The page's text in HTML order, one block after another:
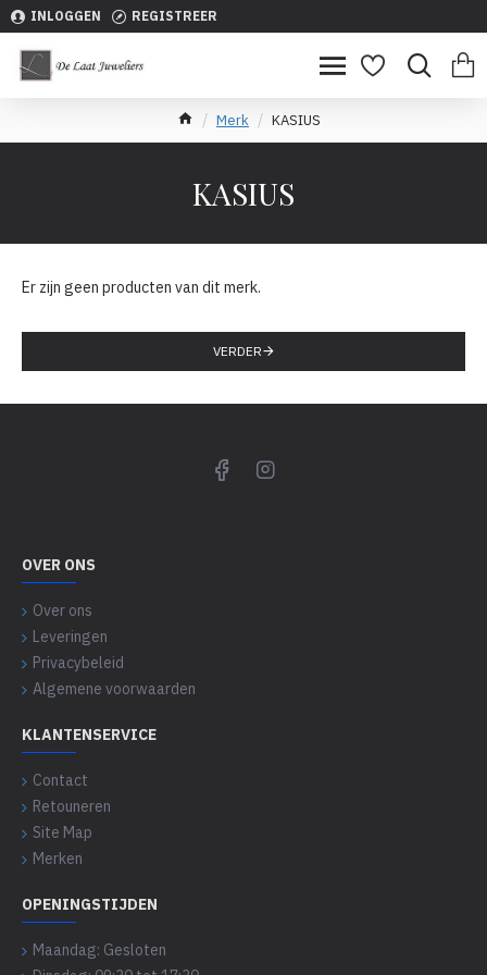
INLOGGEN REGISTREER
Merk KASIUS
KASIUS
Er zijn geen producten van dit merk.
VERDER
OVER ONS
Over ons
Leveringen
Privacybeleid
Algemene voorwaarden
KLANTENSERVICE
Contact
Retouneren
Site Map
Merken
OPENINGSTIJDEN
Maandag: Gesloten